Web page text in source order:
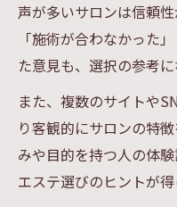
声が多いサロンは信頼性
「施術が合わなかった
た意見も、選択の参考に
また、複数のサイトや
り客観的にサロンの特
みや目的を持つ人の体
エステ選びのヒントが得